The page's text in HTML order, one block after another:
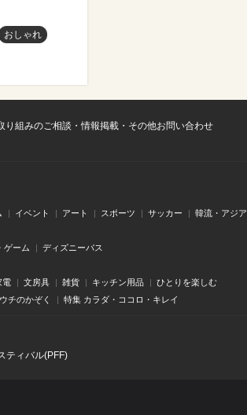
おしゃれ
り組みのご相談・情報掲載・その他お問い合わせ
イベント アート スポーツ サッカー 韓流・アジア
ゲーム ディズニーパス
電 文房具 雑貨 キッチン用品 ひとりを楽しむ
チのかぞく 特集 カラダ・ココロ・キレイ
ティバル(PFF)